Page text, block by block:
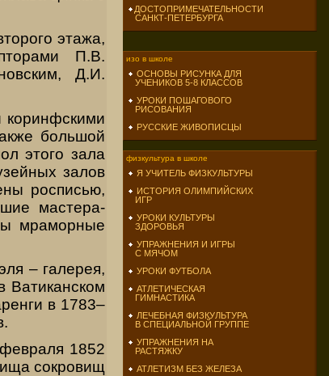
этажа,
П.В.
Д.И.
коринфскими
большой
этого зала
залов
росписью,
мастера-
мраморные
– галерея,
Ватиканском
в 1783–
1852
сокровищ
ДОСТОПРИМЕЧАТЕЛЬНОСТИ
САНКТ-ПЕТЕРБУРГА
изо в школе
ОСНОВЫ РИСУНКА ДЛЯ
УЧЕНИКОВ 5-8 КЛАССОВ
УРОКИ ПОШАГОВОГО
РИСОВАНИЯ
РУССКИЕ ЖИВОПИСЦЫ
физкультура в школе
Я УЧИТЕЛЬ ФИЗКУЛЬТУРЫ
ИСТОРИЯ ОЛИМПИЙСКИХ
ИГР
УРОКИ КУЛЬТУРЫ
ЗДОРОВЬЯ
УПРАЖНЕНИЯ И ИГРЫ
С МЯЧОМ
УРОКИ ФУТБОЛА
АТЛЕТИЧЕСКАЯ
ГИМНАСТИКА
ЛЕЧЕБНАЯ ФИЗКУЛЬТУРА
В СПЕЦИАЛЬНОЙ ГРУППЕ
УПРАЖНЕНИЯ НА
РАСТЯЖКУ
АТЛЕТИЗМ БЕЗ ЖЕЛЕЗА